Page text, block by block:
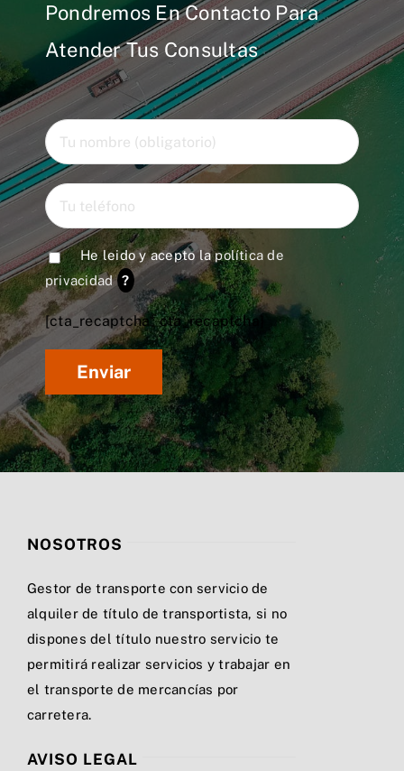
Pondremos En Contacto Para
Atender Tus Consultas
He leido y acepto lapolítica de
privacidad ?
[cta_recaptcha* cta_recaptcha]
NOSOTROS
Gestor de transporte con servicio de
alquiler de título de transportista, si no
dispones del título nuestro servicio te
permitirá realizar servicios y trabajar en
el transporte de mercancías por
carretera.
AVISO LEGAL